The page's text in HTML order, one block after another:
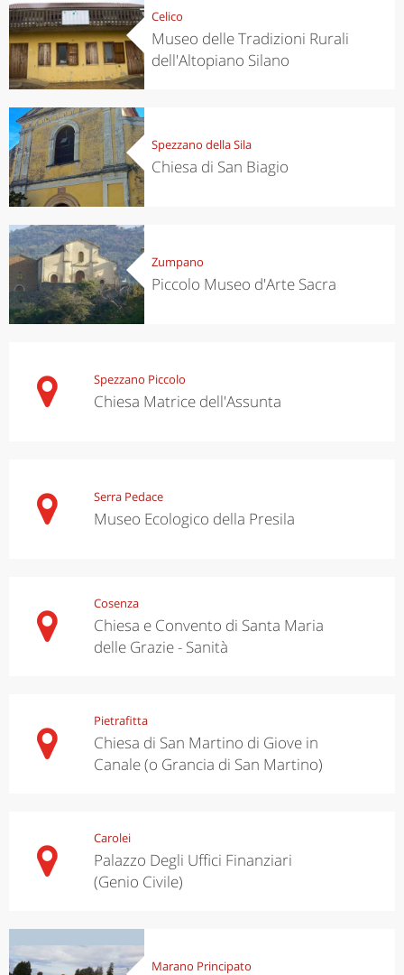
Celico
Museo delle Tradizioni Rurali
dell'Altopiano Silano
Spezzano della Sila
Chiesa di San Biagio
Zumpano
Piccolo Museo d'Arte Sacra
Spezzano Piccolo
Chiesa Matrice dell'Assunta
Serra Pedace
Museo Ecologico della Presila
Cosenza
Chiesa e Convento di Santa Maria
delle Grazie - Sanità
Pietrafitta
Chiesa di San Martino di Giove in
Canale (o Grancia di San Martino)
Carolei
Palazzo Degli Uffici Finanziari
(Genio Civile)
Marano Principato